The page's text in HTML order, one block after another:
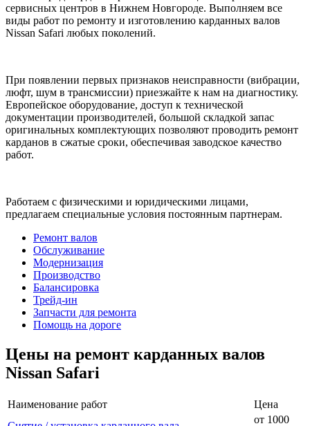
сервисных центров в Нижнем Новгороде. Выполняем все
виды работ по ремонту и изготовлению карданных валов
Nissan Safari любых поколений.
При появлении первых признаков неисправности (вибрации,
люфт, шум в трансмиссии) приезжайте к нам на диагностику.
Европейское оборудование, доступ к технической
документации производителей, большой складкой запас
оригинальных комплектующих позволяют проводить ремонт
карданов в сжатые сроки, обеспечивая заводское качество
работ.
Работаем с физическими и юридическими лицами,
предлагаем специальные условия постоянным партнерам.
Ремонт валов
Обслуживание
Модернизация
Производство
Балансировка
Трейд-ин
Запчасти для ремонта
Помощь на дороге
Цены на ремонт карданных валов
Nissan Safari
Наименование работ
Цена
от 1000